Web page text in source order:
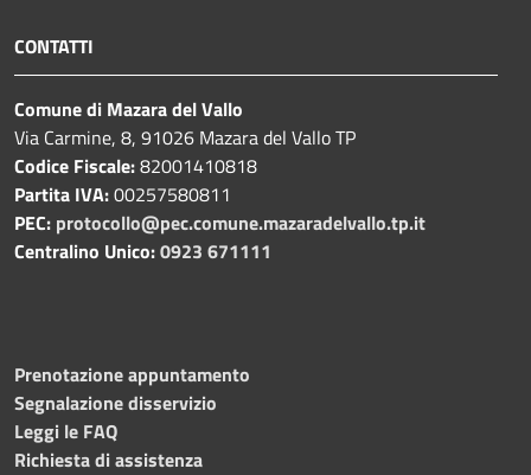
CONTATTI
Comune di Mazara del Vallo
Via Carmine, 8, 91026 Mazara del Vallo TP
Codice Fiscale:82001410818
Partita IVA:00257580811
PEC: protocollo@pec.comune.mazaradelvallo.tp.it
Centralino Unico:0923 671111
Prenotazione appuntamento
Segnalazione disservizio
Leggi le FAQ
Richiesta di assistenza